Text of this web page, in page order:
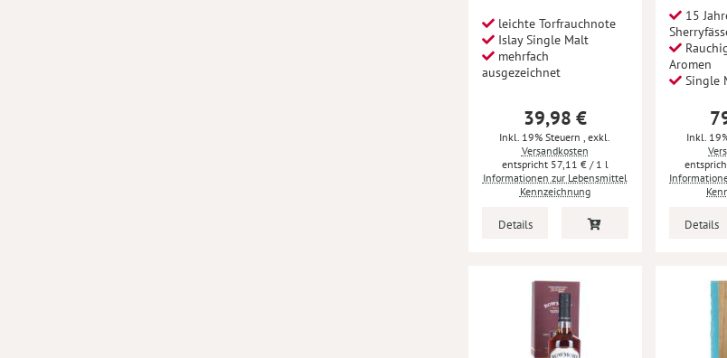
leichte Torfrauchnote
Islay Single Malt
mehrfach
ausgezeichnet
39,98 €
Inkl. 19% Steuern, exkl.
Versandkosten
57,11 €/ 1 l
Informationen zur Lebensmittel
Kennzeichnung
Details
15
Aromen
Single
Inkl.
Details